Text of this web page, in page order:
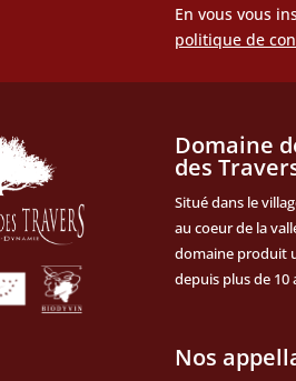
En vous vous
politique de
Domaine
des
Situé dans le
au coeur de la
domaine produit
depuis plus de 10
Nos